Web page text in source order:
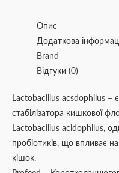
Опис
Додаткова
Brand
Відгуки (0)
Lactobacillus acsdophilus –
стабілізатора кишкової
Lactobacillus acidophilus,
пробіотиків, що впливає
кішок.